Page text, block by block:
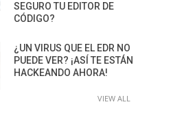
SEGURO TU EDITOR DE
CÓDIGO?
¿UN VIRUS QUE EL EDR NO
PUEDE VER? ¡ASÍ TE ESTÁN
HACKEANDO AHORA!
VIEW ALL